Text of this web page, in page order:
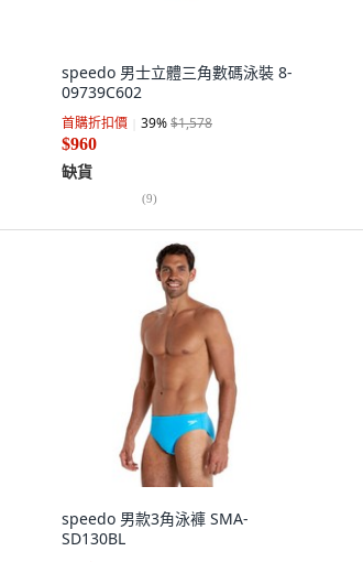
speedo 男士立體三角數碼泳裝 8-
09739C602
首購折扣價 39%$1,578
$960
缺貨
(9)
speedo 男款3角泳褲 SMA-
SD130BL